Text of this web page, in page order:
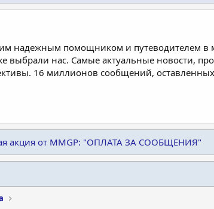
надежным помощником и путеводителем
нас. Самые актуальные новости,
16 миллионов сообщений,
акция от MMGP: "ОПЛАТА ЗА СООБЩЕНИЯ"